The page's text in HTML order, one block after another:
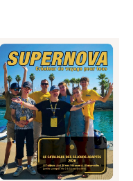
Séjours Adaptés
, gare SNCF Avenue
Beaune. La prise en
à la porte du
appelons
en TGV, jusqu'à une
ou Bordeaux selon la
en situation de
se réunissent pour